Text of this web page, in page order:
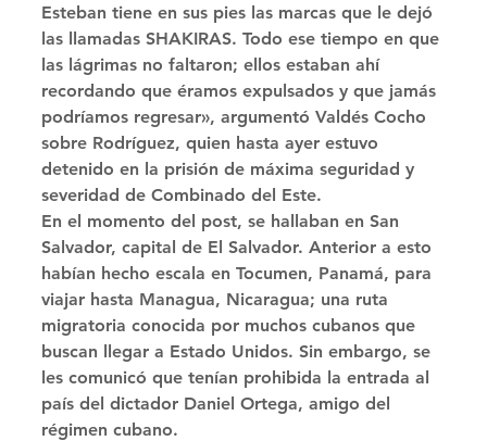
Esteban tiene en sus pies las marcas que le dejó
las llamadas SHAKIRAS. Todo ese tiempo en que
las lágrimas no faltaron; ellos estaban ahí
recordando que éramos expulsados y que jamás
podríamos regresar», argumentó Valdés Cocho
sobre Rodríguez, quien hasta ayer estuvo
detenido en la prisión de máxima seguridad y
severidad de Combinado del Este.
En el momento del post, se hallaban en San
Salvador, capital de El Salvador. Anterior a esto
habían hecho escala en Tocumen, Panamá, para
viajar hasta Managua, Nicaragua; una ruta
migratoria conocida por muchos cubanos que
buscan llegar a Estado Unidos. Sin embargo, se
les comunicó que tenían prohibida la entrada al
país del dictador Daniel Ortega, amigo del
régimen cubano.